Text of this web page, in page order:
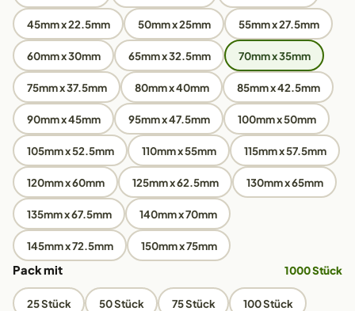
45mm x 22.5mm 50mm x 25mm 55mm x 27.5mm
60mm x 30mm 65mm x 32.5mm 70mm x 35mm
75mm x 37.5mm 80mm x 40mm 85mm x 42.5mm
90mm x 45mm 95mm x 47.5mm 100mm x 50mm
105mm x 52.5mm 110mm x 55mm 115mm x 57.5mm
120mm x 60mm 125mm x 62.5mm 130mm x 65mm
135mm x 67.5mm 140mm x 70mm
145mm x 72.5mm 150mm x 75mm
Pack mit 1000 Stück
25 Stück 50 Stück 75 Stück 100 Stück